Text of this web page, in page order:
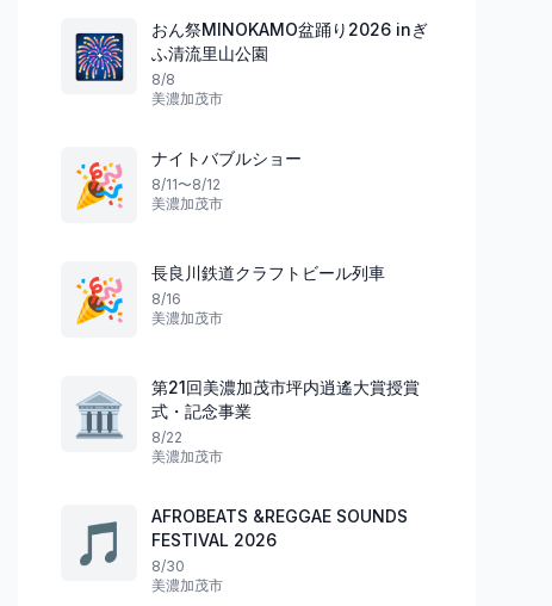
祭り
自然と踊る夏祭り
来舞（らいぶ）しもかわ2026
🎆
おん祭MINOKAMO盆踊り2026 inぎ
ふ清流里山公園
8/8
美濃加茂市
🎉
ナイトバブルショー
8/11〜8/12
美濃加茂市
🎉
長良川鉄道クラフトビール列車
8/16
美濃加茂市
🏛️
第21回美濃加茂市坪内逍遙大賞授賞
式・記念事業
8/22
美濃加茂市
🎵
AFROBEATS &REGGAE SOUNDS
FESTIVAL 2026
8/30
美濃加茂市